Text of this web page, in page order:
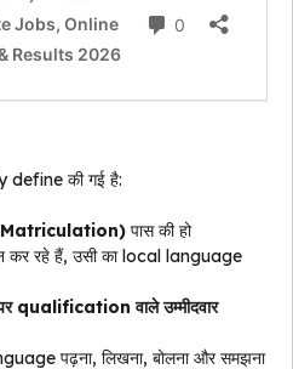
define की गई है:
Matriculation) पास की हो
रहे हैं, उसी का local language
qualification वाले उम्मीदवार
पढ़ना, लिखना, बोलना और समझना